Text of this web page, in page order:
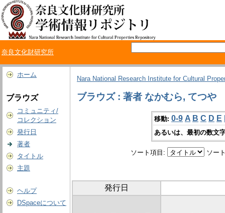
奈良文化財研究所
ホーム
ブラウズ
コミュニティ/
コレクション
発行日
著者
タイトル
主題
ヘルプ
DSpaceについて
Nara National Research Institute for Cultural
ブラウズ : 著者 なかむら, てつや
移動: 0-9 A B C D E
あるいは、最初の数文
ソート項目: ソー
発行日